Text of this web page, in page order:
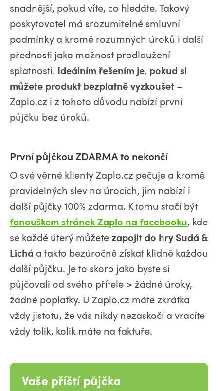
snadnější, pokud víte, co hledáte. Takový
poskytovatel má srozumitelné smluvní
podmínky a kromě rozumných úroků i další
přednosti jako možnost prodloužení
splatnosti. Ideálním řešením je, pokud si
můžete produkt bezplatně vyzkoušet –
Zaplo.cz i z tohoto důvodu nabízí první
půjčku bez úroků.
První půjčkou ZDARMA to nekončí
O své věrné klienty Zaplo.cz pečuje a kromě
pravidelných slev na úrocích, jim nabízí i
další půjčky 100% zdarma. K tomu stačí být
fanouškem stránek Zaplo na facebooku, kde
se každé úterý můžetezapojit do hry Sudá &
Lichá a takto bezúročně získat klidně každou
další půjčku. Je to skoro jako byste si
půjčovali od svého přítele > žádné úroky,
žádné poplatky. U Zaplo.cz máte zkrátka
vždy jistotu, že vás nikdy nezaskočí a vracíte
vždy tolik, kolik máte na faktuře.
Vaše příští půjčka